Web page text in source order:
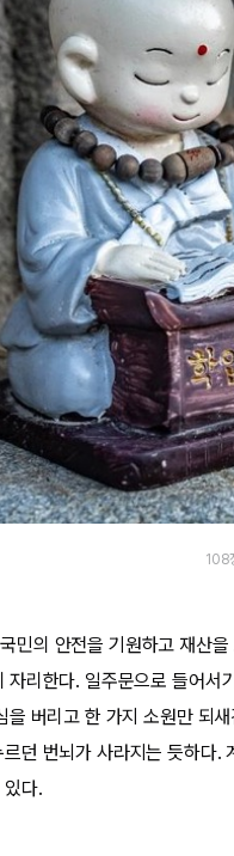
108
민의 안전을 기원하고 재산
리한다. 일주문으로 들어서
을 버리고 한 가지 소원만 되
던 번뇌가 사라지는 듯하다
있다.